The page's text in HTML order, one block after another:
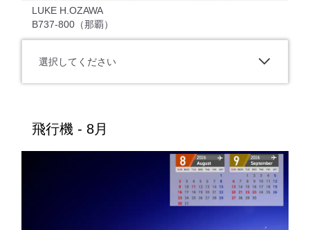
LUKE H.OZAWA
B737-800（那覇）
選択してください
飛行機 - 8月